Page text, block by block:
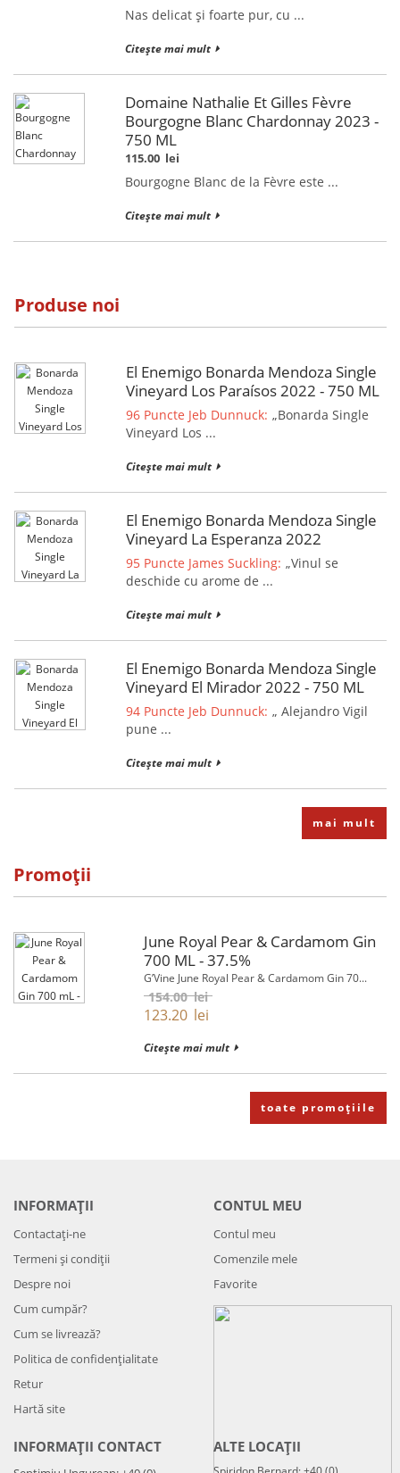
Nas delicat și foarte pur, cu ...
Citește mai mult
Domaine Nathalie Et Gilles Fèvre
Bourgogne Blanc Chardonnay 2023 -
750 ML
115.00 lei
Bourgogne Blanc de la Fèvre este ...
Citește mai mult
Produse noi
El Enemigo Bonarda Mendoza Single
Vineyard Los Paraísos 2022 - 750 ML
96 Puncte Jeb Dunnuck: „Bonarda Single
Vineyard Los ...
Citește mai mult
El Enemigo Bonarda Mendoza Single
Vineyard La Esperanza 2022
95 Puncte James Suckling: „Vinul se
deschide cu arome de ...
Citește mai mult
El Enemigo Bonarda Mendoza Single
Vineyard El Mirador 2022 - 750 ML
94 Puncte Jeb Dunnuck: „ Alejandro Vigil
pune ...
Citește mai mult
mai mult
Promoții
June Royal Pear & Cardamom Gin
700 ML - 37.5%
G’Vine June Royal Pear & Cardamom Gin 70...
154.00lei
123.20 lei
Citește mai mult
toate promoțiile
INFORMAȚII
Contactați-ne
Termeni și condiții
Despre noi
Cum cumpăr?
Cum se livrează?
Politica de confidenţialitate
Retur
Hartă site
CONTUL MEU
Contul meu
Comenzile mele
Favorite
INFORMAȚII CONTACT ALTE LOCAȚII